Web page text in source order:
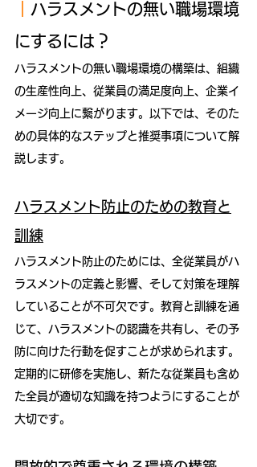
ハラスメントの無い職場環境
にするには？
ハラスメントの無い職場環境の構築は、組織
の生産性向上、従業員の満足度向上、企業イ
メージ向上に繋がります。以下では、そのた
めの具体的なステップと推奨事項について解
説します。
ハラスメント防止のための教育と
訓練
ハラスメント防止のためには、全従業員がハ
ラスメントの定義と影響、そして対策を理解
していることが不可欠です。教育と訓練を通
じて、ハラスメントの認識を共有し、その予
防に向けた行動を促すことが求められます。
定期的に研修を実施し、新たな従業員も含め
た全員が適切な知識を持つようにすることが
大切です。